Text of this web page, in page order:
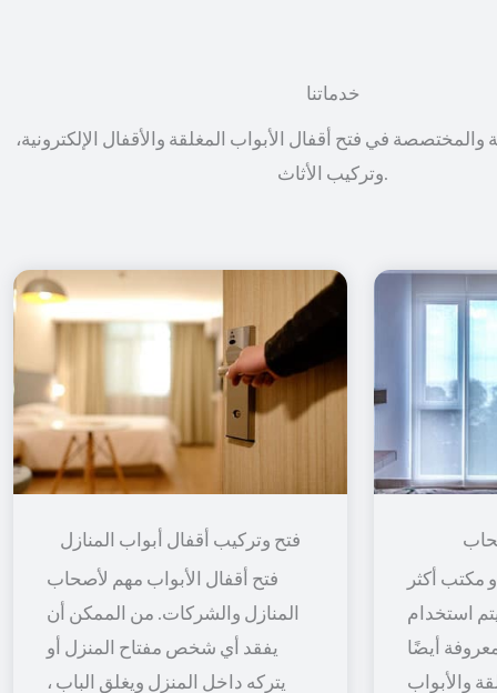
خدماتنا
والمختصصة في فتح أقفال الأبواب المغلقة والأقفال الإلكترونية،
وتركيب الأثاث.
فتح وتركيب أقفال أبواب المنازل
فتح أقفال الأبواب مهم لأصحاب
المنازل والشركات. من الممكن أن
يفقد أي شخص مفتاح المنزل أو
يتركه داخل المنزل ويغلق الباب ،
أكثر
استخدام
أيضًا
والأبواب